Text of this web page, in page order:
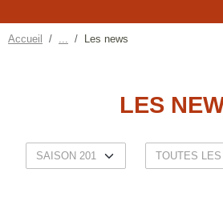
Accueil Les news
LES